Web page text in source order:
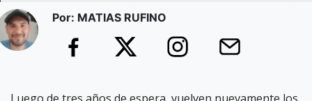
Por: MATIAS RUFINO